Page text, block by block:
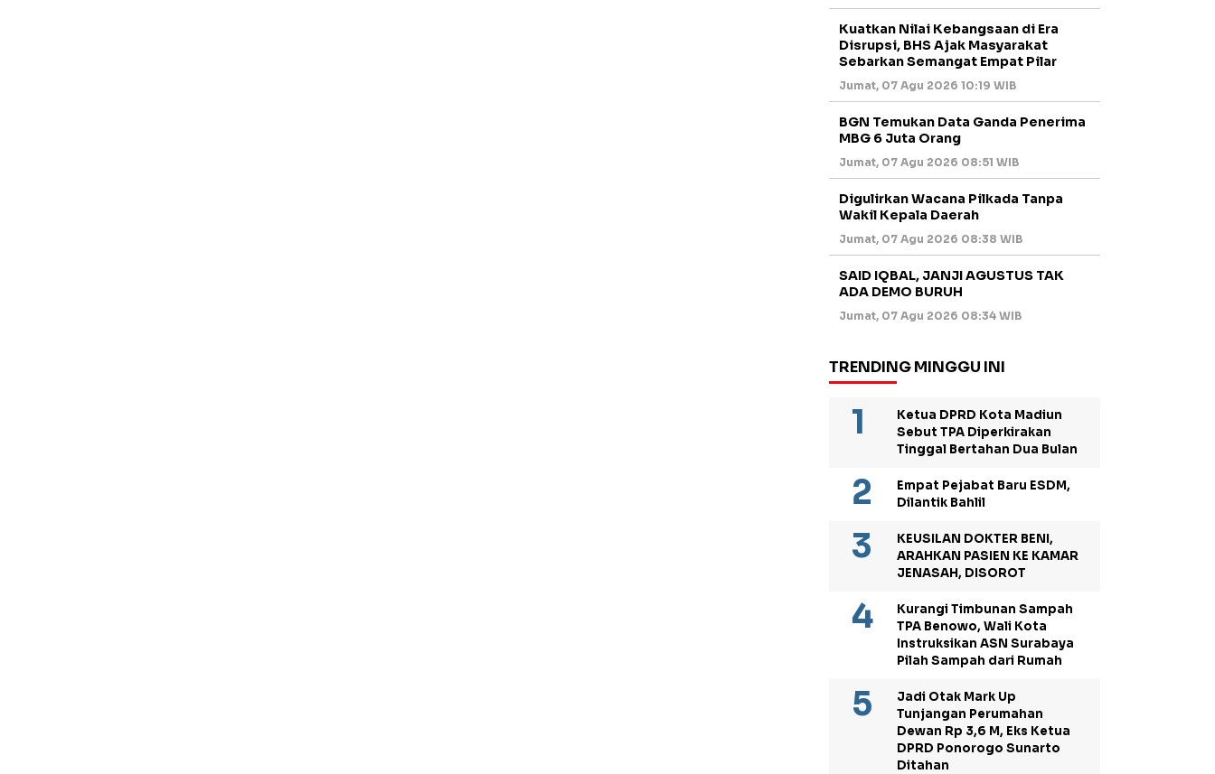
Kuatkan Nilai Kebangsaan di Era
Disrupsi, BHS Ajak Masyarakat
Sebarkan Semangat Empat Pilar
Jumat, 07 Agu 2026 10:19 WIB
BGN Temukan Data Ganda Penerima
MBG 6 Juta Orang
Jumat, 07 Agu 2026 08:51 WIB
Digulirkan Wacana Pilkada Tanpa
Wakil Kepala Daerah
Jumat, 07 Agu 2026 08:38 WIB
SAID IQBAL, JANJI AGUSTUS TAK
ADA DEMO BURUH
Jumat, 07 Agu 2026 08:34 WIB
TRENDING MINGGU INI
Ketua DPRD Kota Madiun
Sebut TPA Diperkirakan
Tinggal Bertahan Dua Bulan
Empat Pejabat Baru ESDM,
Dilantik Bahlil
KEUSILAN DOKTER BENI,
ARAHKAN PASIEN KE KAMAR
JENASAH, DISOROT
Kurangi Timbunan Sampah
TPA Benowo, Wali Kota
Instruksikan ASN Surabaya
Pilah Sampah dari Rumah
Jadi Otak Mark Up
Tunjangan Perumahan
Dewan Rp 3,6 M, Eks Ketua
DPRD Ponorogo Sunarto
Ditahan